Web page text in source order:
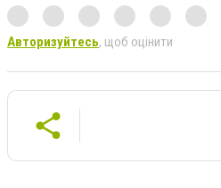
Авторизуйтесь, щоб оцінити